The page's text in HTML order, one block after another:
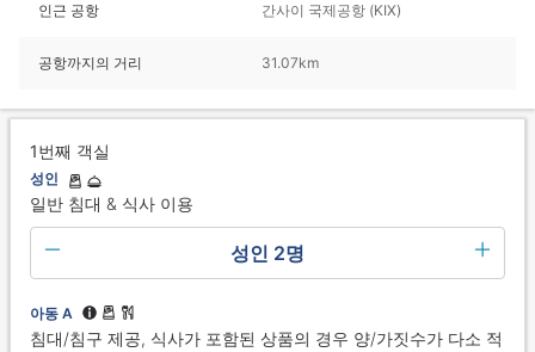
인근 공항 간사이 국제공항 (KIX)
공항까지의 거리 31.07km
1번째 객실
성인
일반 침대 & 식사 이용
성인 2명
아동 A
침대/침구 제공, 식사가 포함된 상품의 경우 양/가짓수가 다소 적